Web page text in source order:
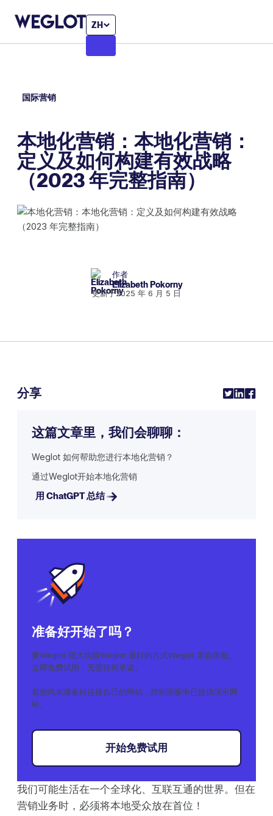
ZH
国际营销
本地化营销：本地化营销：
定义及如何构建有效战略
（2023 年完整指南）
作者
Elizabeth Pokorny
更新于2025 年 6 月 5 日
我们可能生活在一个全球化、互联互通的世界。但在
营销业务时，必须将本地受众放在首位！
分享
这篇文章里，我们会聊聊：
Weglot 如何帮助您进行本地化营销？
通过Weglot开始本地化营销
用 ChatGPT 总结
准备好开始了吗？
要Weglot 强大功能Weglot 最好的方式Weglot 亲自体验。
立即免费试用，无需任何承诺。
若您尚未准备好连接自己的网站，控制面板中已提供演示网
站。
开始免费试用